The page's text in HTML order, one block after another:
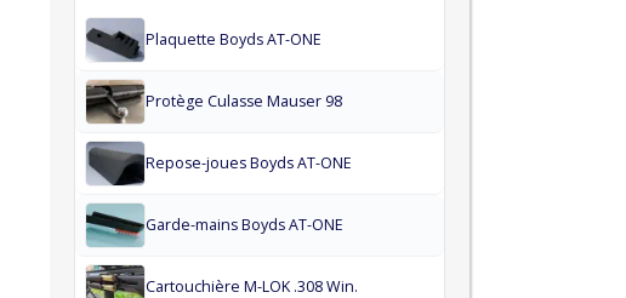
Plaquette Boyds AT-ONE
Protège Culasse Mauser 98
Repose-joues Boyds AT-ONE
Garde-mains Boyds AT-ONE
Cartouchière M-LOK .308 Win.